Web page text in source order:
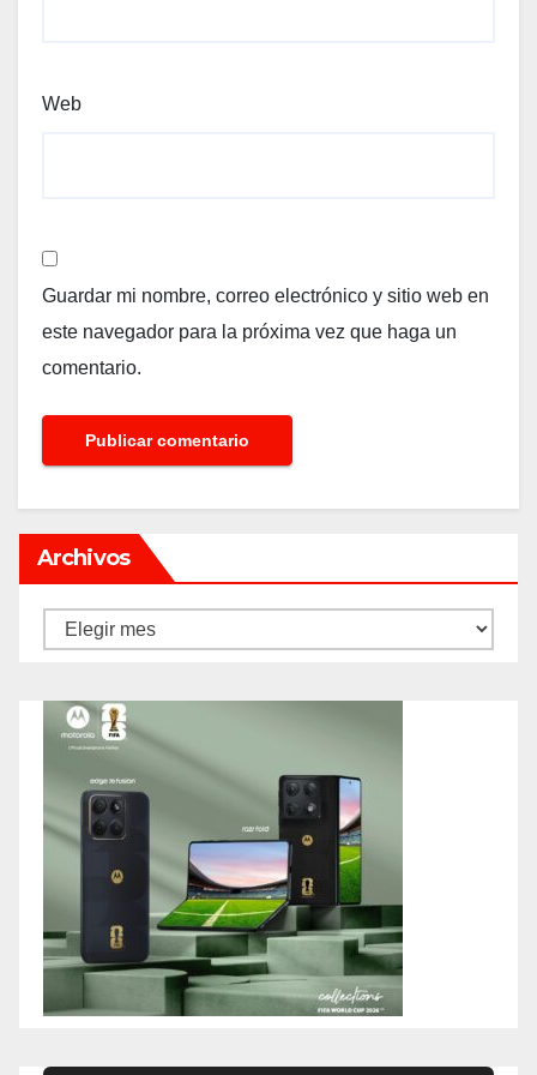
Web
Guardar mi nombre, correo electrónico y sitio web en
este navegador para la próxima vez que haga un
comentario.
Archivos
Archivos